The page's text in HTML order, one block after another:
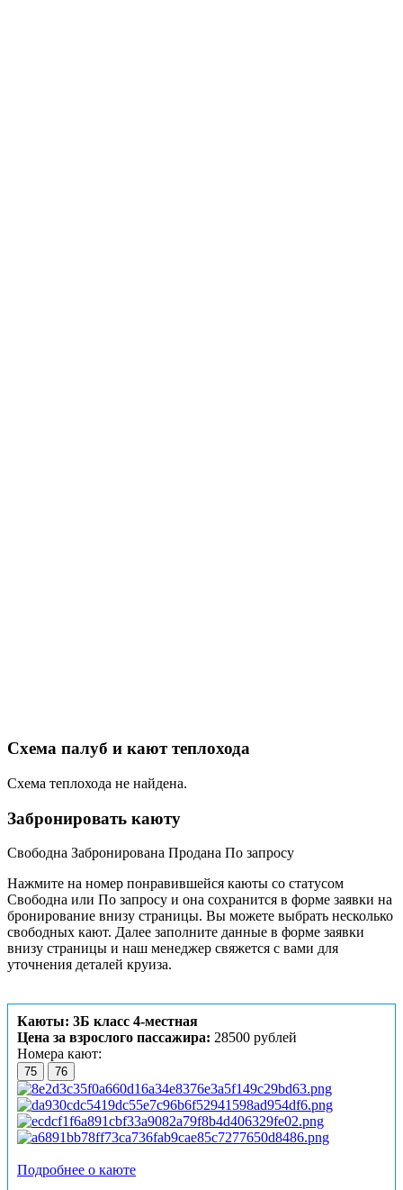
Схема палуб и кают теплохода
Схема теплохода не найдена.
Забронировать каюту
Свободна Забронирована Продана По запросу
Нажмите на номер понравившейся каюты со статусом
Свободна или По запросу и она сохранится в форме заявки на
бронирование внизу страницы. Вы можете выбрать несколько
свободных кают. Далее заполните данные в форме заявки
внизу страницы и наш менеджер свяжется с вами для
уточнения деталей круиза.
Каюты: 3Б класс 4-местная
Цена за взрослого пассажира: 28500 рублей
Номера кают:
75 76
Подробнее о каюте